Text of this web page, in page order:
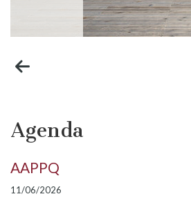
Agenda
AAPPQ
11/06/2026